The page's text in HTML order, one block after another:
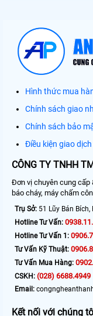
Hình thức mua
Chính sách giao
Chính sách bảo
Điều kiện giao
CÔNG TY TNHH
Đơn vị chuyên cung cấp
báo cháy, máy chấm
Trụ Sở: 51 Lũy Bán
Hotline Tư Vấn:
Hotline Tư Vấn 1:
Tư Vấn Kỹ Thuật:
Tư Vấn Mua Hàng:
CSKH: (028) 6688.4949
Email:
Kết nối với chúng